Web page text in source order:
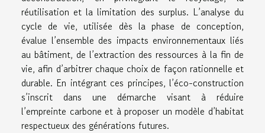
réutilisation et la limitation des surplus. L’analyse du
cycle de vie, utilisée dès la phase de conception,
évalue l’ensemble des impacts environnementaux liés
au bâtiment, de l’extraction des ressources à la fin de
vie, afin d’arbitrer chaque choix de façon rationnelle et
durable. En intégrant ces principes, l’éco-construction
s’inscrit dans une démarche visant à réduire
l’empreinte carbone et à proposer un modèle d’habitat
respectueux des générations futures.